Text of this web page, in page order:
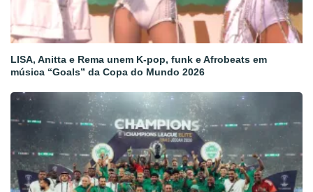
LISA, Anitta e Rema unem K-pop, funk e Afrobeats em
música “Goals” da Copa do Mundo 2026